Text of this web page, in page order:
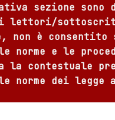
sezione sono
lettori/
non è consentito
norme e le
contestuale
norme dei legge